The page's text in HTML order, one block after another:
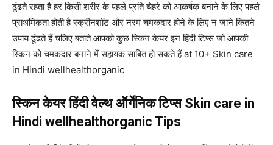
ढूंढते रहता है हर किसी शरीर के पहले प्रति चेहरे को आकर्षक बनाने के लिए पहले
प्राथमिकता होती है स्क्रीनशॉट और नरम चमकदार होने के लिए न जाने कितने
उपाय ढूंढते हैं चलिए बताते आपको कुछ स्किन केयर इन हिंदी टिप्स जो आपकी
स्किन को चमकदार बनाने में सहायक साबित हो सकते हैं at 10+ Skin care
in Hindi wellhealthorganic
स्किन केयर हिंदी वेल्थ ऑर्गेनिक टिप्स Skin care in
Hindi wellhealthorganic Tips